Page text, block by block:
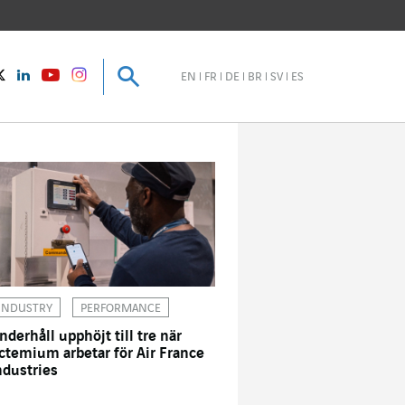
TwitterLinkedInYoutubeinstagram EN FR DE BR SV ES
Sök
PERFORMANCE
upphöjt till tre när
arbetar för Air France